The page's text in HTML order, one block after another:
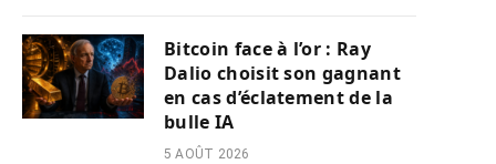
Bitcoin face à l’or : Ray
Dalio choisit son gagnant
en cas d’éclatement de la
bulle IA
5 AOÛT 2026